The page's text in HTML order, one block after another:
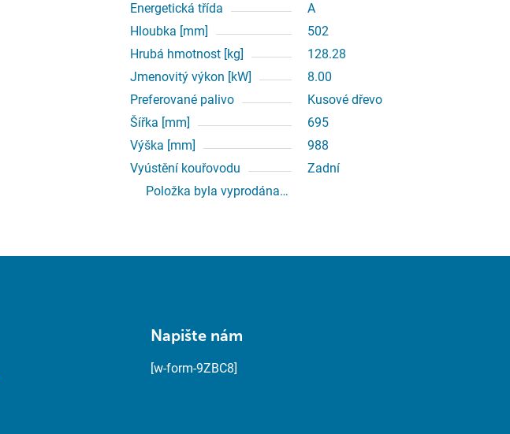
Energetická třída
A
Hloubka [mm]
502
Hrubá hmotnost [kg]
128.28
Jmenovitý výkon [kW]
8.00
Preferované palivo
Kusové dřevo
Šířka [mm]
695
Výška [mm]
988
Vyústění kouřovodu
Zadní
Položka byla vyprodána…
Napište nám
[w-form-9ZBC8]